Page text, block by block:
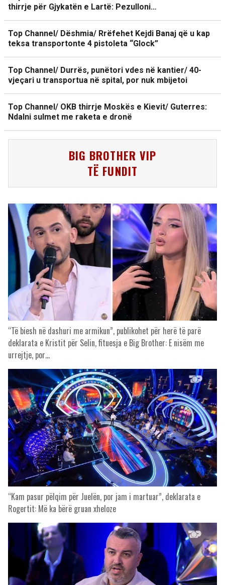
thirrje për Gjykatën e Lartë: Pezulloni…
Top Channel/ Dëshmia/ Rrëfehet Kejdi Banaj që u kap
teksa transportonte 4 pistoleta “Glock”
Top Channel/ Durrës, punëtori vdes në kantier/ 40-
vjeçari u transportua në spital, por nuk mbijetoi
Top Channel/ OKB thirrje Moskës e Kievit/ Guterres:
Ndalni sulmet me raketa e dronë
BIG BROTHER VIP
TË FUNDIT
“Të biesh në dashuri me armikun”, publikohet për herë të parë
deklarata e Kristit për Selin, fituesja e Big Brother: E nisëm me
urrejtje, por…
“Kam pasur pëlqim për Juelën, por jam i martuar”, deklarata e
Rogertit: Më ka bërë gruan xheloze